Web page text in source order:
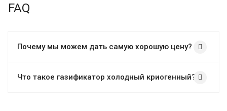
FAQ
Почему мы можем дать самую хорошую цену?
Что такое газификатор холодный криогенный?